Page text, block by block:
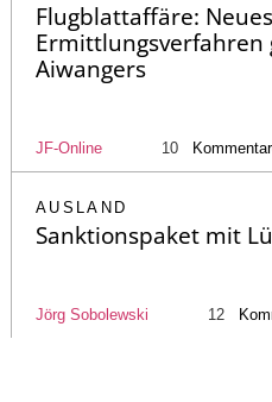
Flugblattaffäre: Neues
Ermittlungsverfahren
Aiwangers
JF-Online 10
AUSLAND
Sanktionspaket mit
Jörg Sobolewski 12